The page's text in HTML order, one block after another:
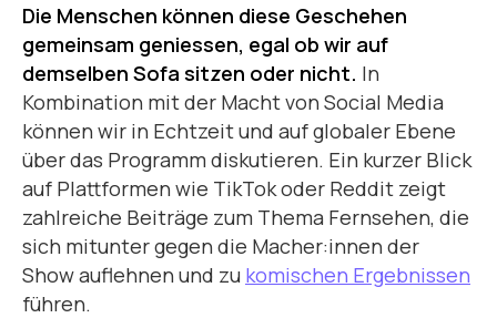
Die Menschen können diese Geschehen
gemeinsam geniessen, egal ob wir auf
demselben Sofa sitzen oder nicht. In
Kombination mit der Macht von Social Media
können wir in Echtzeit und auf globaler Ebene
über das Programm diskutieren. Ein kurzer Blick
auf Plattformen wie TikTok oder Reddit zeigt
zahlreiche Beiträge zum Thema Fernsehen, die
sich mitunter gegen die Macher:innen der
Show auflehnen und zu komischen Ergebnissen
führen.